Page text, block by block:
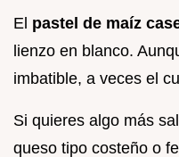
El pastel de maíz
lienzo en blanco.
imbatible, a veces el
Si quieres algo más
queso tipo costeño o